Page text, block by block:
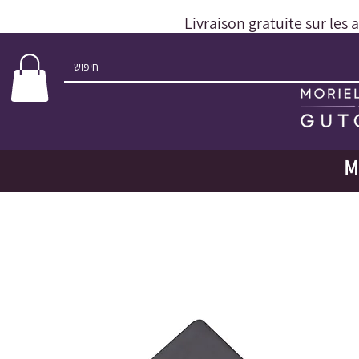
Livraison gratuite sur les